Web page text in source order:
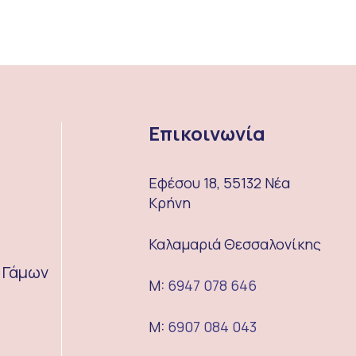
Γάμων
Επικοινωνία
Εφέσου 18, 55132 Νέα
Κρήνη
Καλαμαριά Θεσσαλονίκης
M: 6947 078 646
M: 6907 084 043